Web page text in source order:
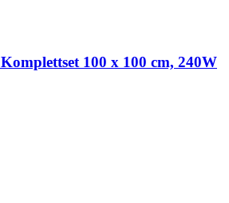
100 x 100 cm, 240W